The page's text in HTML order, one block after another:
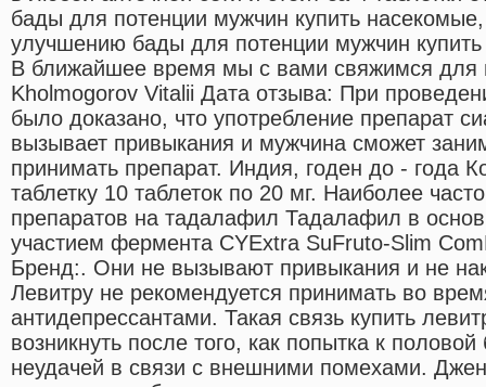
бады для потенции мужчин купить
улучшению бады для потенции мужчин
В ближайшее время мы с вами свяжимся для
Kholmogorov Vitalii Дата отзыва: При
было доказано, что употребление препарат
вызывает привыкания и мужчина сможет
принимать препарат. Индия, годен до - года
таблетку 10 таблеток по 20 мг. Наиболее
препаратов на тадалафил Тадалафил в
участием фермента CYExtra SuFruto-Slim
Бренд:. Они не вызывают привыкания и не
Левитру не рекомендуется принимать во
антидепрессантами. Такая связь купить
возникнуть после того, как попытка к половой
неудачей в связи с внешними помехами.